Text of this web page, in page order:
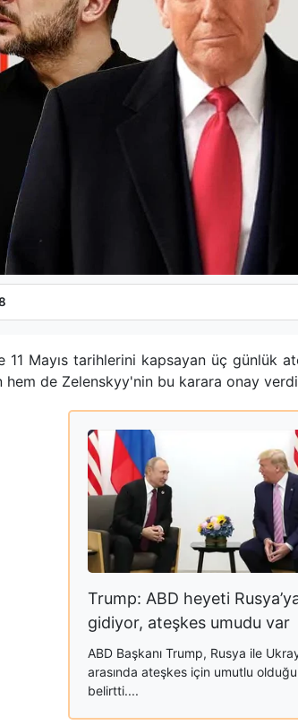
11 Mayıs tarihlerini kapsayan üç günlük
de Zelenskyy'nin bu karara onay
Trump: ABD heyeti
gidiyor, ateşkes umudu var
ABD Başkanı Trump, Rusya ile
arasında ateşkes için umutlu
belirtti....